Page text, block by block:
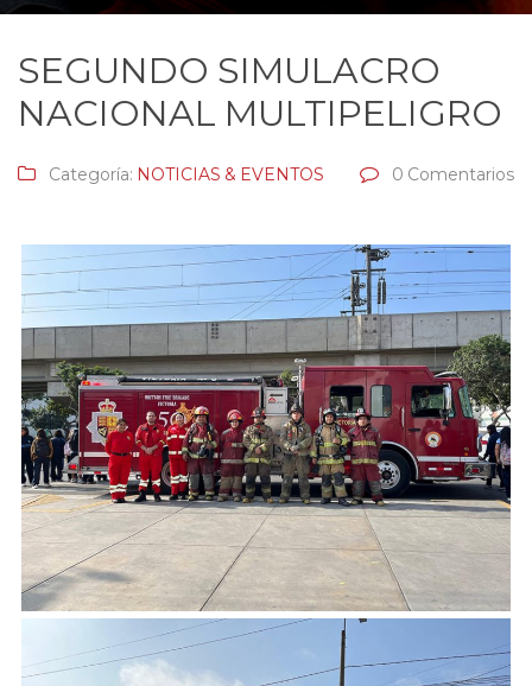
SEGUNDO SIMULACRO
NACIONAL MULTIPELIGRO
Categoría: NOTICIAS & EVENTOS 0 Comentarios